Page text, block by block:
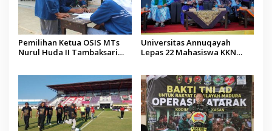
Pemilihan Ketua OSIS MTs
Nurul Huda II Tambaksari
Universitas Annuqayah
Lepas 22 Mahasiswa KKN